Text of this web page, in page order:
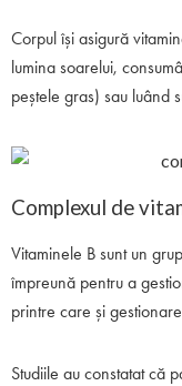
Corpul își asigură
lumina soarelui,
peștele gras) sau luând
Complexul de
Vitaminele B sunt un
împreună pentru a
printre care și
Studiile au constatat că